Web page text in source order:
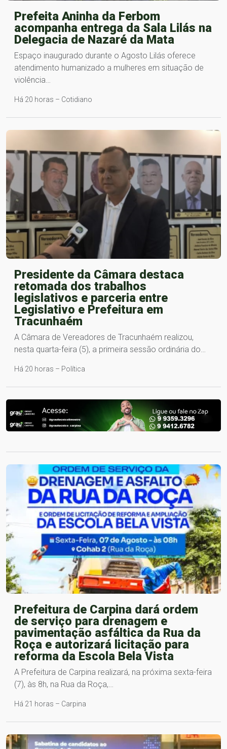
Prefeita Aninha da Ferbom
acompanha entrega da Sala Lilás na
Delegacia de Nazaré da Mata
Espaço inaugurado durante o Agosto Lilás oferece
atendimento humanizado a mulheres em situação de
violência…
Há 20 horas – Cotidiano
Presidente da Câmara destaca
retomada dos trabalhos
legislativos e parceria entre
Legislativo e Prefeitura em
Tracunhaém
A Câmara de Vereadores de Tracunhaém realizou,
nesta quarta-feira (5), a primeira sessão ordinária do…
Há 20 horas – Política
Prefeitura de Carpina dará ordem
de serviço para drenagem e
pavimentação asfáltica da Rua da
Roça e autorizará licitação para
reforma da Escola Bela Vista
A Prefeitura de Carpina realizará, na próxima sexta-feira
(7), às 8h, na Rua da Roça,…
Há 21 horas – Carpina